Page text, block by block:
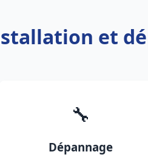
et
🔧
Dépannage